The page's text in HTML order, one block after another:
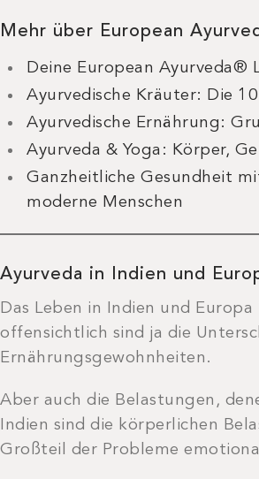
Mehr über European
Deine European Ayurveda®
Ayurvedische Kräuter: Die
Ayurvedische Ernährung:
Ayurveda & Yoga: Körper,
Ganzheitliche Gesundheit
moderne Menschen
Ayurveda in Indien und
Das Leben in Indien und
offensichtlich sind ja die
Ernährungsgewohnheiten.
Aber auch die Belastungen,
Indien sind die körperlichen
Großteil der Probleme